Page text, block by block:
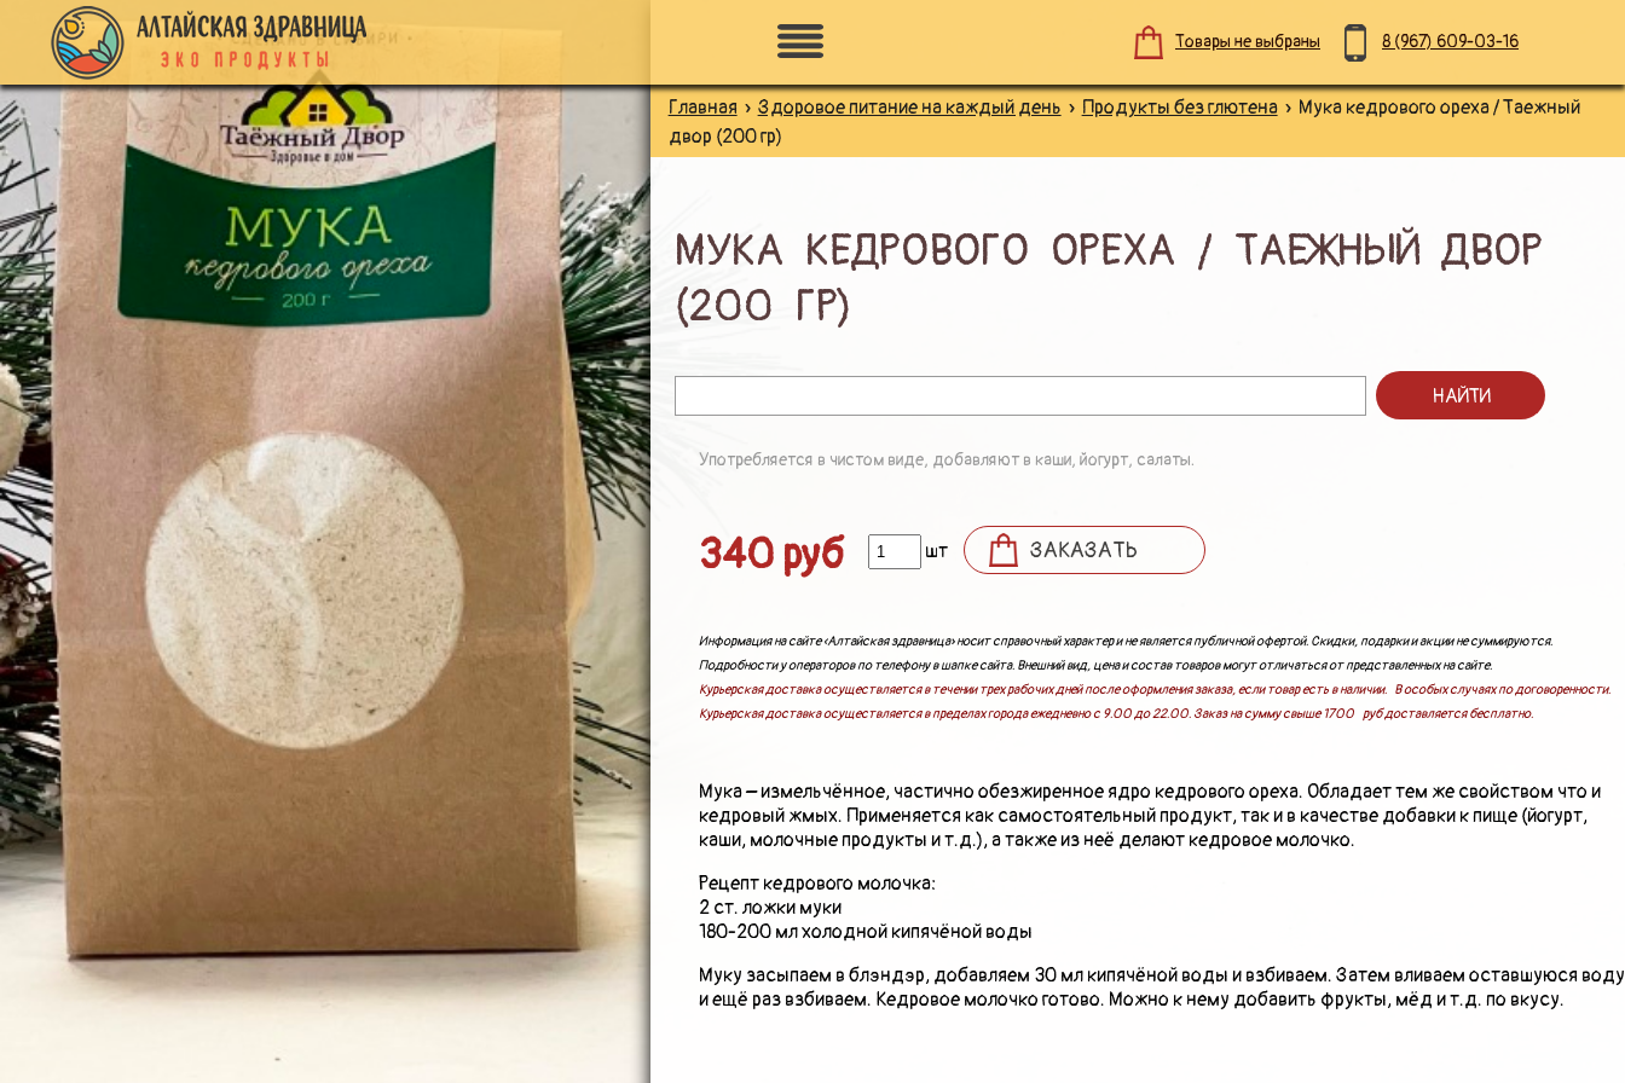
ПО НАЗНАЧЕНИЮ
НАТУРАЛЬНАЯ КОСМЕТИКА
ДЛЯ ДЕТЕЙ
ПОДАРКИ И ПОДАРОЧНЫЕ НАБОРЫ
БЛОГ
8 (967) 609-03-16
Товары не выбраны
Главная » Здоровое питание на каждый день » Продукты без глютена» Мука кедрового ореха / Таежный
двор (200 гр)
МУКА КЕДРОВОГО ОРЕХА / ТАЕЖНЫЙ ДВОР
(200 ГР)
НАЙТИ
Употребляется в чистом виде, добавляют в каши, йогурт, салаты.
340 руб шт ЗАКАЗАТЬ
Информация на сайте «Алтайская здравница» носит справочный характер и не является публичной офертой. Скидки, подарки и акции не суммируются.
Подробности у операторов по телефону в шапке сайта. Внешний вид, цена и состав товаров могут отличаться от представленных на сайте.
Курьерская доставка осуществляется в течении трех рабочих дней после оформления заказа, если товар есть в наличии. В особых случаях по договоренности.
Курьерская доставка осуществляется в пределах города ежедневно с 9.00 до 22.00. Заказ на сумму свыше 1700 руб доставляется бесплатно.
Мука – измельчённое, частично обезжиренное ядро кедрового ореха. Обладает тем же свойством что и
кедровый жмых. Применяется как самостоятельный продукт, так и в качестве добавки к пище (йогурт,
каши, молочные продукты и т.д.), а также из неё делают кедровое молочко.
Рецепт кедрового молочка:
2 ст. ложки муки
180-200 мл холодной кипячёной воды
Муку засыпаем в блэндэр, добавляем 30 мл кипячёной воды и взбиваем. Затем вливаем оставшуюся воду
и ещё раз взбиваем. Кедровое молочко готово. Можно к нему добавить фрукты, мёд и т.д. по вкусу.